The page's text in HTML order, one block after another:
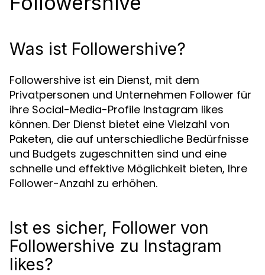
Was ist Followershive?
Followershive ist ein Dienst, mit dem
Privatpersonen und Unternehmen Follower für
ihre Social-Media-Profile Instagram likes
können. Der Dienst bietet eine Vielzahl von
Paketen, die auf unterschiedliche Bedürfnisse
und Budgets zugeschnitten sind und eine
schnelle und effektive Möglichkeit bieten, Ihre
Follower-Anzahl zu erhöhen.
Ist es sicher, Follower von
Followershive zu Instagram
likes?